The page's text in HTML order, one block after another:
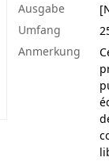
Ausgabe
Umfang
Anmerkung